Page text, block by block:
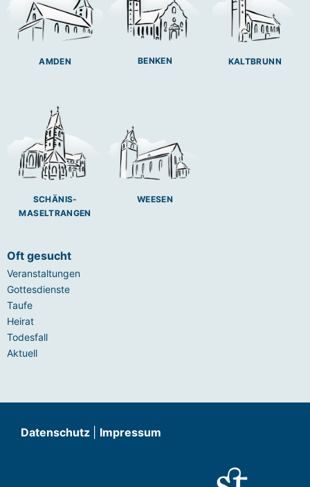
AMDEN BENKEN KALTBRUNN
SCHÄNIS-
MASELTRANGEN
WEESEN
Oft gesucht
Veranstaltungen
Gottesdienste
Taufe
Heirat
Todesfall
Aktuell
Datenschutz Impressum